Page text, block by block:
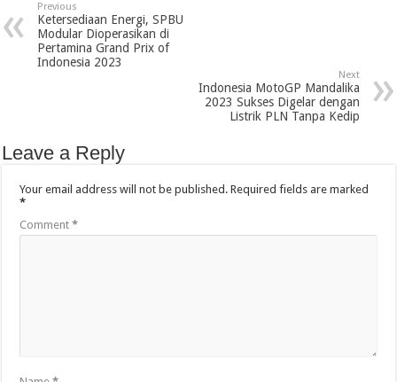
Previous
Ketersediaan Energi, SPBU
Modular Dioperasikan di
Pertamina Grand Prix of
Indonesia 2023
Next
Indonesia MotoGP Mandalika
2023 Sukses Digelar dengan
Listrik PLN Tanpa Kedip
Leave a Reply
Your email address will not be published. Required fields are marked
*
Comment*